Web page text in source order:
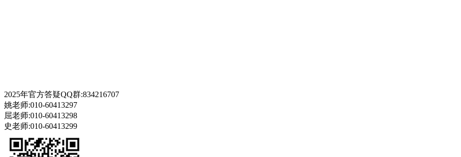
2025年官方答疑QQ群:834216707
姚老师:010-60413297
屈老师:010-60413298
史老师:010-60413299